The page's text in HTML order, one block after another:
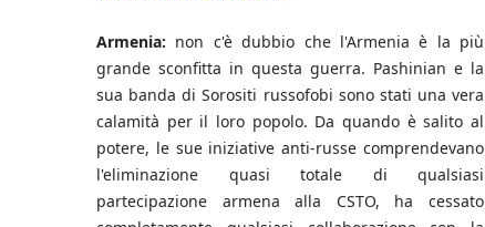
Armenia: non c'è dubbio che l'Armenia è la più
grande sconfitta in questa guerra. Pashinian e la
sua banda di Sorositi russofobi sono stati una vera
calamità per il loro popolo. Da quando è salito al
potere, le sue iniziative anti-russe comprendevano
l'eliminazione quasi totale di qualsiasi
partecipazione armena alla CSTO, ha cessato